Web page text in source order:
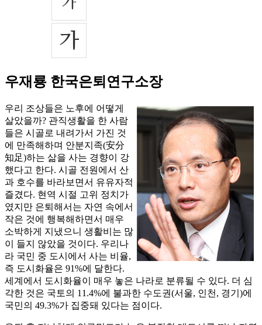
우재룡 한국은퇴연구소장
우리 조상들은 노후에 어떻게
살았을까? 관직생활을 한 사람
들은 시골로 내려가서 가진 것
에 만족해하며 안분지족(安分
知足)하는 삶을 사는 경향이 강
했다고 한다. 시골 전원에서 산
과 호수를 바라보면서 유유자적
즐겼다. 현역 시절 고위 정치가
였지만 은퇴해서는 자연 속에서
작은 것에 행복해하면서 매우
소박하게 지냈으니 생활비는 많
이 들지 않았을 것이다. 우리나
라 국민 중 도시에서 사는 비율,
즉 도시화율은 91%에 달한다.
세계에서 도시화율이 매우 놓은 나라로 분류될 수 있다. 더 심
각한 것은 국토의 11.4%에 불과한 수도권(서울, 인천, 경기)에
국민의 49.3%가 집중돼 있다는 점이다.